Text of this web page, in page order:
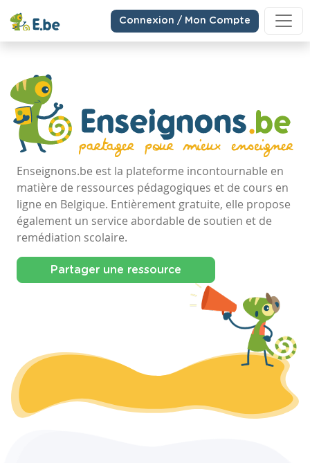
Connexion / Mon Compte
Enseignons.be est la plateforme incontournable en
matière de ressources pédagogiques et de cours en
ligne en Belgique. Entièrement gratuite, elle propose
également un service abordable de soutien et de
remédiation scolaire.
Partager une ressource